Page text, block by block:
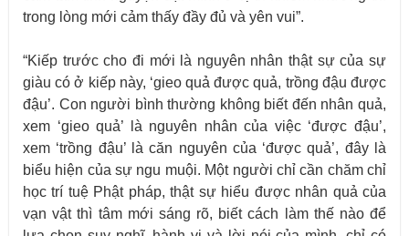
trong lòng mới cảm thấy đầy đủ và yên vui”.
“Kiếp trước cho đi mới là nguyên nhân thật sự của sự
giàu có ở kiếp này, ‘gieo quả được quả, trồng đậu được
đậu’. Con người bình thường không biết đến nhân quả,
xem ‘gieo quả’ là nguyên nhân của việc ‘được đậu’,
xem ‘trồng đậu’ là căn nguyên của ‘được quả’, đây là
biểu hiện của sự ngu muội. Một người chỉ cần chăm chỉ
học trí tuệ Phật pháp, thật sự hiểu được nhân quả của
vạn vật thì tâm mới sáng rõ, biết cách làm thế nào để